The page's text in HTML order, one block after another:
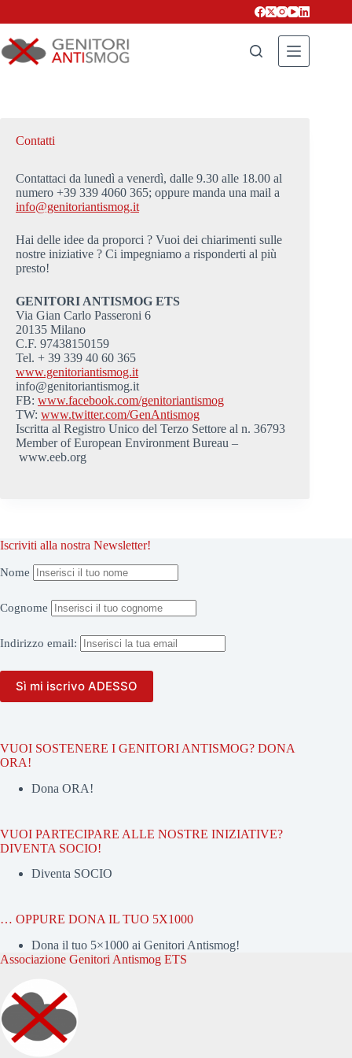
Contatti
Contattaci da lunedì a venerdì, dalle 9.30 alle 18.00 al
numero +39 339 4060 365; oppure manda una mail a
info@genitoriantismog.it
Hai delle idee da proporci ? Vuoi dei chiarimenti sulle
nostre iniziative ? Ci impegniamo a risponderti al più
presto!
GENITORI ANTISMOG ETS
Via Gian Carlo Passeroni 6
20135 Milano
C.F. 97438150159
Tel. + 39 339 40 60 365
www.genitoriantismog.it
info@genitoriantismog.it
FB: www.facebook.com/genitoriantismog
TW: www.twitter.com/GenAntismog
Iscritta al Registro Unico del Terzo Settore al n. 36793
Member of European Environment Bureau –
www.eeb.org
Iscriviti alla nostra Newsletter!
Nome
Cognome
Indirizzo email:
VUOI SOSTENERE I GENITORI ANTISMOG? DONA
ORA!
Dona ORA!
VUOI PARTECIPARE ALLE NOSTRE INIZIATIVE?
DIVENTA SOCIO!
Diventa SOCIO
… OPPURE DONA IL TUO 5X1000
Dona il tuo 5×1000 ai Genitori Antismog!
Associazione Genitori Antismog ETS